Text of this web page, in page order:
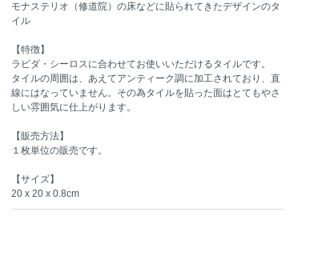
モナステリオ（修道院）の床などに貼られてきたデザインのタ
イル
【特徴】
ラビダ・シーロスに合わせてお使いいただけるタイルです。
タイルの周囲は、あえてアンティーク調に加工されており、直
線にはなっていません。その為タイルを貼った面はとてもやさ
しい雰囲気に仕上がります。
【販売方法】
１枚単位の販売です。
【サイズ】
20 x 20 x 0.8cm